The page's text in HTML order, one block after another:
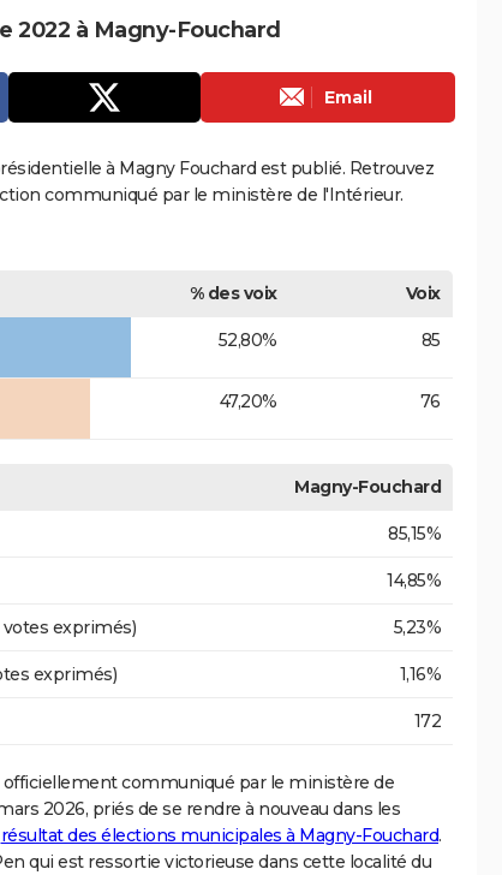
2022 à Magny-Fouchard
Email
à Magny Fouchard est publié. Retrouvez
communiqué par le ministère de l'Intérieur.
% des voix
Voix
52,80% 85
47,20% 76
Magny-Fouchard
85,15%
14,85%
exprimés) 5,23%
exprimés) 1,16%
172
officiellement communiqué par le ministère de
2026, priés de se rendre à nouveau dans les
résultat des élections municipales à Magny-Fouchard.
qui est ressortie victorieuse dans cette localité du